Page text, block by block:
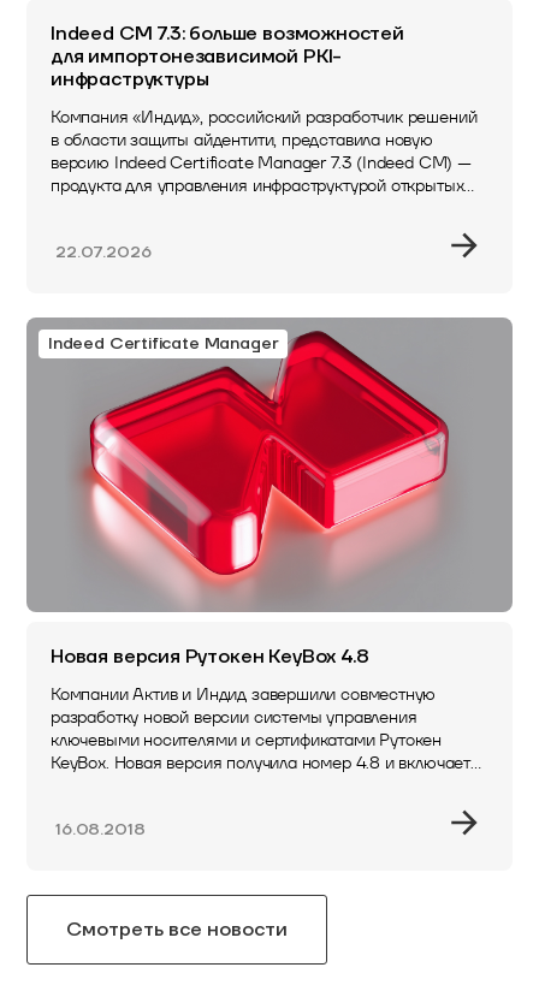
Indeed CM 7.3: больше возможностей
для импортонезависимой PKI-
инфраструктуры
Компания «Индид», российский разработчик решений
в области защиты айдентити, представила новую
версию Indeed Certificate Manager 7.3 (Indeed CM) —
продукта для управления инфраструктурой открытых
22.07.2026
Indeed Certificate Manager
Новая версия Рутокен KeyBox 4.8
Компании Актив и Индид завершили совместную
разработку новой версии системы управления
ключевыми носителями и сертификатами Рутокен
KeyBox. Новая версия получила номер 4.8 и включает
16.08.2018
Смотреть все новости